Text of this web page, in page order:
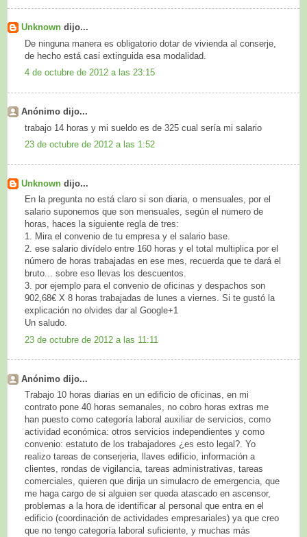
Unknown dijo...
De ninguna manera es obligatorio dotar de vivienda al conserje,
de hecho está casi extinguida esa modalidad.
4 de octubre de 2012 a las 23:15
Anónimo dijo...
trabajo 14 horas y mi sueldo es de 325 cual sería mi salario
23 de octubre de 2012 a las 1:52
Unknown dijo...
En la pregunta no está claro si son diaria, o mensuales, por el
salario suponemos que son mensuales, según el numero de
horas, haces la siguiente regla de tres:
1. Mira el convenio de tu empresa y el salario base.
2. ese salario divídelo entre 160 horas y el total multiplica por el
número de horas trabajadas en ese mes, recuerda que te dará el
bruto... sobre eso llevas los descuentos.
3. por ejemplo para el convenio de oficinas y despachos son
902,68€ X 8 horas trabajadas de lunes a viernes. Si te gustó la
explicación no olvides dar al Google+1
Un saludo.
23 de octubre de 2012 a las 11:11
Anónimo dijo...
Trabajo 10 horas diarias en un edificio de oficinas, en mi
contrato pone 40 horas semanales, no cobro horas extras me
han puesto como categoría laboral auxiliar de servicios, como
actividad económica: otros servicios independientes y como
convenio: estatuto de los trabajadores ¿es esto legal?. Yo
realizo tareas de conserjeria, llaves edificio, información a
clientes, rondas de vigilancia, tareas administrativas, tareas
comerciales, quieren que dirija un simulacro de emergencia, que
me haga cargo de si alguien ser queda atascado en ascensor,
problemas a la hora de identificar al personal que entra en el
edificio (coordinación de actividades empresariales) ya que creo
que no tengo categoría laboral suficiente, y muchas más